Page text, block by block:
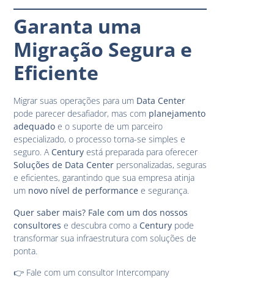
Garanta uma
Migração Segura e
Eficiente
Migrar suas operações para um Data Center
pode parecer desafiador, mas com planejamento
adequado e o suporte de um parceiro
especializado, o processo torna-se simples e
seguro. A Century está preparada para oferecer
Soluções de Data Center personalizadas, seguras
e eficientes, garantindo que sua empresa atinja
um novo nível de performance e segurança.
Quer saber mais? Fale com um dos nossos
consultores e descubra como a Century pode
transformar sua infraestrutura com soluções de
ponta.
👉 Fale com um consultor Intercompany